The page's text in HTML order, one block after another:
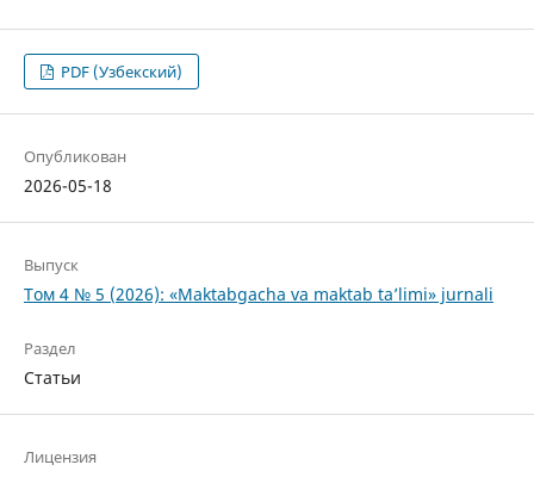
PDF (Узбекский)
Опубликован
2026-05-18
Выпуск
Том 4 № 5 (2026): «Maktabgacha va maktab ta’limi» jurnali
Раздел
Статьи
Лицензия